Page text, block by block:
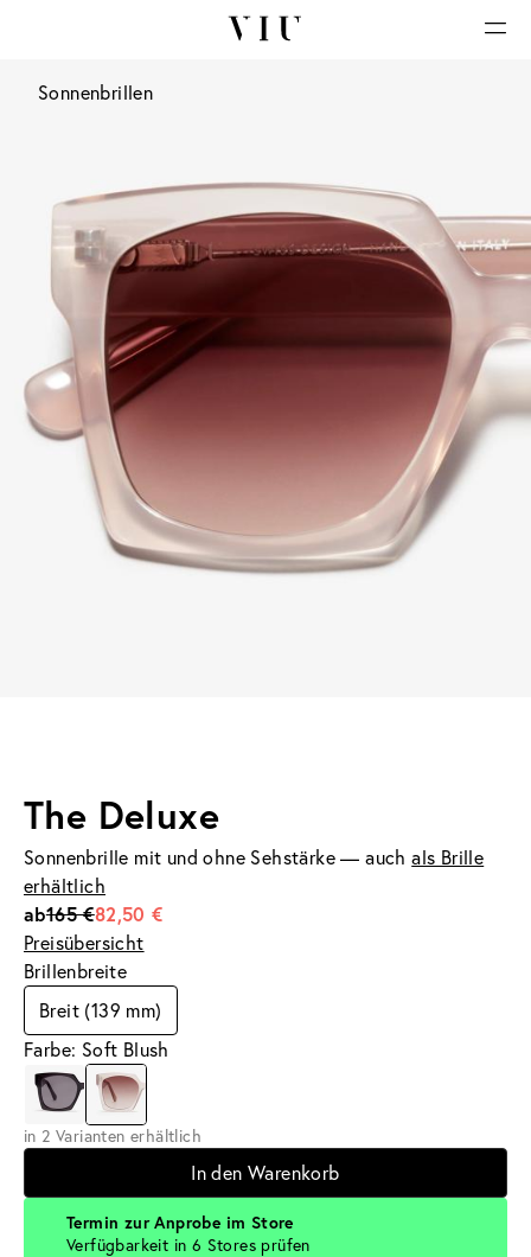
Sonnenbrillen
The Deluxe
Sonnenbrille mit und ohne Sehstärke — auchals Brille
erhältlich
ab165 €82,50 €
Preisübersicht
Brillenbreite
Breit (139 mm)
Farbe: Soft Blush
in 2 Varianten erhältlich
In den Warenkorb
Termin zur Anprobe im Store
Verfügbarkeit in 6 Stores prüfen